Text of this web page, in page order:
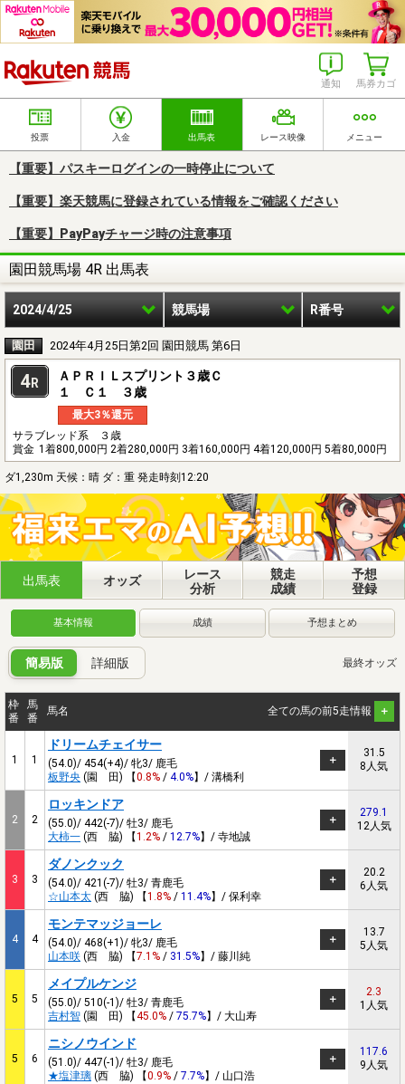
馬券カゴ
通知
投票 入金 出馬表 レース映像 メニュー
【重要】パスキーログインの一時停止について
【重要】楽天競馬に登録されている情報をご確認ください
【重要】PayPayチャージ時の注意事項
園田競馬場 4R 出馬表
2024/4/25 競馬場 R番号
園田 2024年4月25日第2回 園田競馬 第6日
4R
ＡＰＲＩＬスプリント３歳Ｃ
１ Ｃ１ ３歳
最大3％還元
サラブレッド系 ３歳
賞金 1着800,000円 2着280,000円 3着160,000円 4着120,000円 5着80,000円
ダ1,230m 天候：晴 ダ：重 発走時刻12:20
出馬表 オッズ
レース
分析
競走
成績
予想
登録
基本情報 成績 予想まとめ
簡易版 詳細版 最終オッズ
枠
番
馬
番
馬名 全ての馬の前5走情報
1 1
ドリームチェイサー
(54.0)/ 454(+4)/ 牝3/ 鹿毛
板野央 (園 田) 【0.8% / 4.0%】/ 溝橋利
31.5
8人気
2 2
ロッキンドア
(55.0)/ 442(-7)/ 牡3/ 鹿毛
大柿一 (西 脇) 【1.2% / 12.7%】/ 寺地誠
279.1
12人気
3 3
ダノンクック
(54.0)/ 421(-7)/ 牡3/ 青鹿毛
☆山本太 (西 脇) 【1.8% / 11.4%】/ 保利幸
20.2
6人気
4 4
モンテマッジョーレ
(54.0)/ 468(+1)/ 牝3/ 鹿毛
山本咲 (西 脇) 【7.1% / 31.5%】/ 藤川純
13.7
5人気
5 5
メイプルケンジ
(55.0)/ 510(-1)/ 牡3/ 青鹿毛
吉村智 (園 田) 【45.0% / 75.7%】/ 大山寿
2.3
1人気
5 6
ニシノウインド
(51.0)/ 447(-1)/ 牡3/ 鹿毛
★塩津璃 (西 脇) 【0.9% / 7.7%】/ 山口浩
117.6
9人気